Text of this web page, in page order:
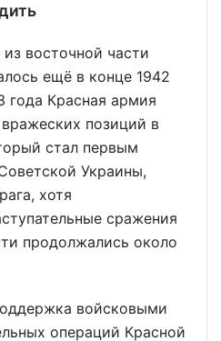
восточной части
ещё в конце 1942
года Красная армия
позиций в
стал первым
Украины,
хотя
сражения
продолжались около
войсковыми
операций Красной